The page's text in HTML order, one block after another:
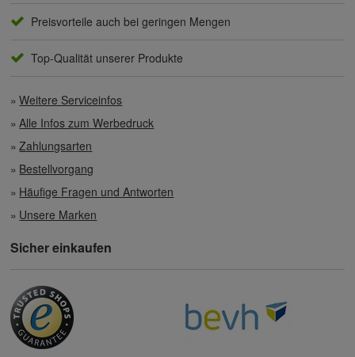
Preisvorteile auch bei geringen Mengen
Top-Qualität unserer Produkte
Weitere Serviceinfos
Alle Infos zum Werbedruck
Zahlungsarten
Bestellvorgang
Häufige Fragen und Antworten
Unsere Marken
Sicher einkaufen